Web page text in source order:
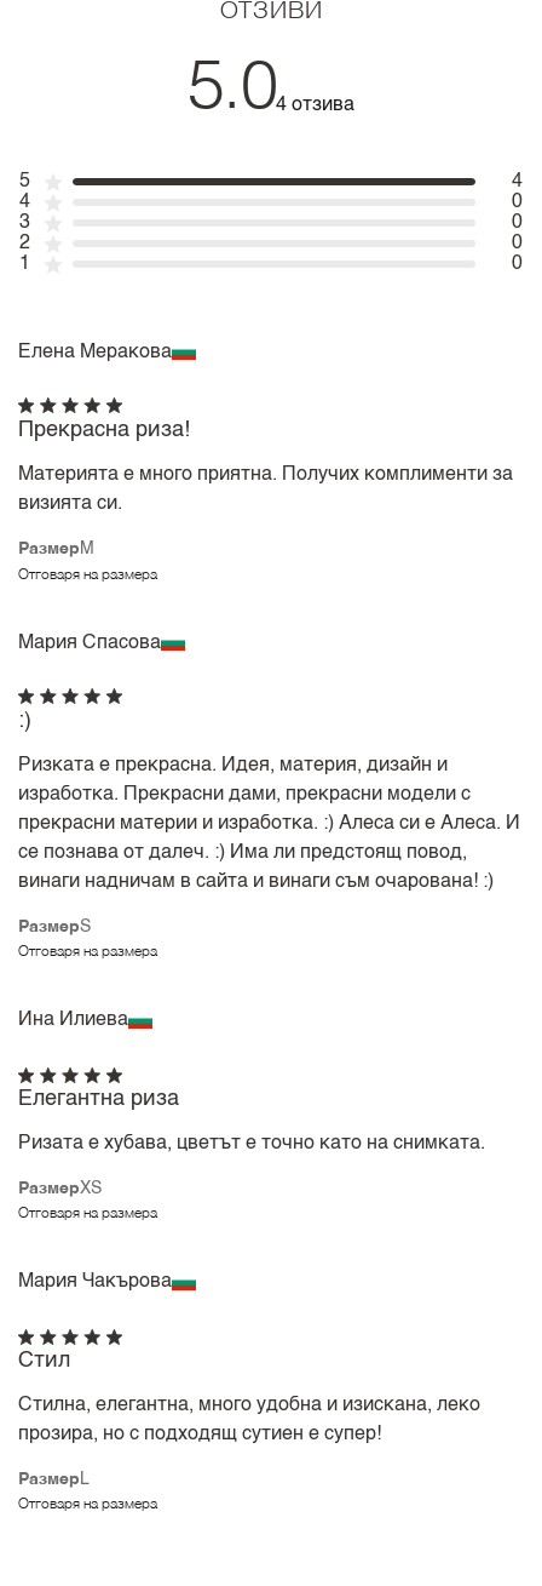
ОТЗИВИ
5.04 отзива
5
4
4
0
3
0
2
0
1
0
Елена Меракова
Размер M
Отговаря на размера
Прекрасна риза!
Материята е много приятна. Получих комплименти за
визията си.
Мария Спасова
РазмерS
Отговаря на размера
:)
Ризката е прекрасна. Идея, материя, дизайн и
изработка. Прекрасни дами, прекрасни модели с
прекрасни материи и изработка. :) Алеса си е Алеса. И
се познава от далеч. :) Има ли предстоящ повод,
винаги надничам в сайта и винаги съм очарована! :)
Ина Илиева
РазмерXS
Отговаря на размера
Елегантна риза
Ризата е хубава, цветът е точно като на снимката.
Мария Чакърова
Размер L
Отговаря на размера
Стил
Стилна, елегантна, много удобна и изискана, леко
прозира, но с подходящ сутиен е супер!